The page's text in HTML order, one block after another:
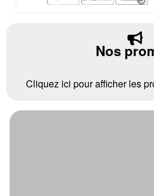
Nos
Cliquez ici pour afficher les